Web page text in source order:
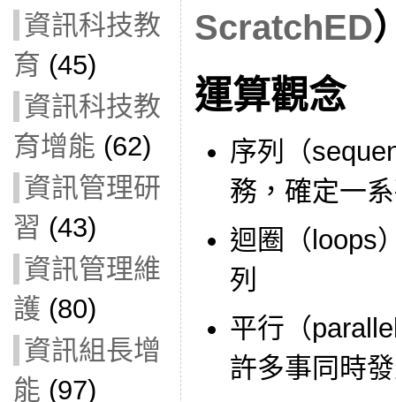
資訊科技教
育 (45)
資訊科技教
育增能 (62)
資訊管理研
習 (43)
資訊管理維
護 (80)
資訊組長增
能 (97)
ScratchED
運算觀念
序列（
務，確定一
迴圈（loops
列
平行（
許多事同時